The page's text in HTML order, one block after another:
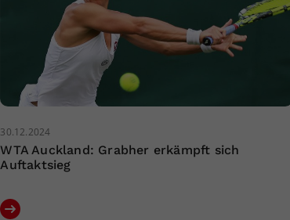
30.12.2024
WTA Auckland: Grabher erkämpft sich
Auftaktsieg